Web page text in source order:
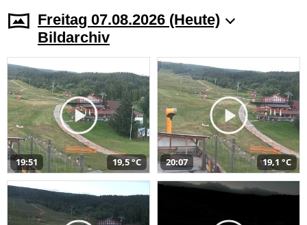
Freitag 07.08.2026 (Heute)
Bildarchiv
19:51 19,5 °C 20:07 19,1 °C